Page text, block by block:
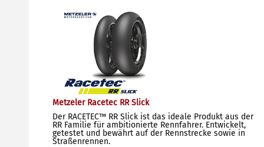
Metzeler Racetec RR Slick
Der RACETEC™ RR Slick ist das ideale Produkt aus der
RR Familie für ambitionierte Rennfahrer. Entwickelt,
getestet und bewährt auf der Rennstrecke sowie in
Straßenrennen.